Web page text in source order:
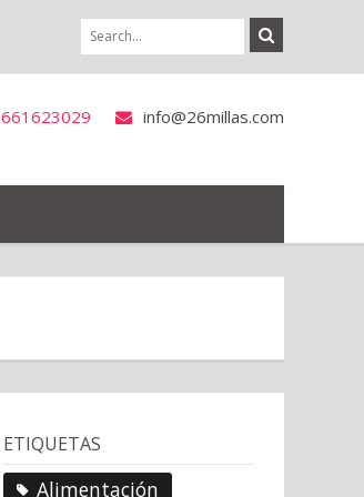
661623029 info@26millas.com
ETIQUETAS
Alimentación